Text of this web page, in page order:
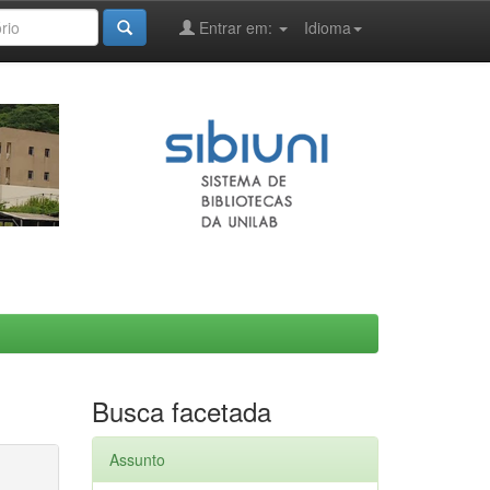
Idioma
Entrar em:
Busca facetada
Assunto